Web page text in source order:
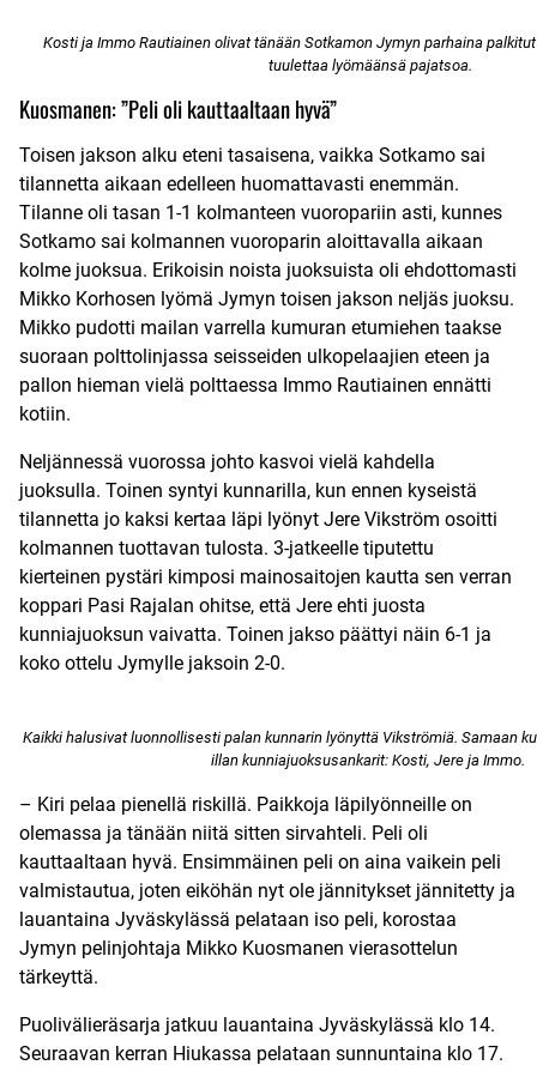
Kosti ja Immo Rautiainen olivat tänään Sotkamon Jymyn parhaina
tuulettaa lyömäänsä pajatsoa.
Kuosmanen: ”Peli oli kauttaaltaan hyvä”
Toisen jakson alku eteni tasaisena, vaikka Sotkamo sai
tilannetta aikaan edelleen huomattavasti enemmän.
Tilanne oli tasan 1-1 kolmanteen vuoropariin asti, kunnes
Sotkamo sai kolmannen vuoroparin aloittavalla aikaan
kolme juoksua. Erikoisin noista juoksuista oli ehdottomasti
Mikko Korhosen lyömä Jymyn toisen jakson neljäs juoksu.
Mikko pudotti mailan varrella kumuran etumiehen taakse
suoraan polttolinjassa seisseiden ulkopelaajien eteen ja
pallon hieman vielä polttaessa Immo Rautiainen ennätti
kotiin.
Neljännessä vuorossa johto kasvoi vielä kahdella
juoksulla. Toinen syntyi kunnarilla, kun ennen kyseistä
tilannetta jo kaksi kertaa läpi lyönyt Jere Vikström osoitti
kolmannen tuottavan tulosta. 3-jatkeelle tiputettu
kierteinen pystäri kimposi mainosaitojen kautta sen verran
koppari Pasi Rajalan ohitse, että Jere ehti juosta
kunniajuoksun vaivatta. Toinen jakso päättyi näin 6-1 ja
koko ottelu Jymylle jaksoin 2-0.
Kaikki halusivat luonnollisesti palan kunnarin lyönyttä Vikströmiä. Samaan
illan kunniajuoksusankarit: Kosti, Jere ja Immo.
– Kiri pelaa pienellä riskillä. Paikkoja läpilyönneille on
olemassa ja tänään niitä sitten sirvahteli. Peli oli
kauttaaltaan hyvä. Ensimmäinen peli on aina vaikein peli
valmistautua, joten eiköhän nyt ole jännitykset jännitetty ja
lauantaina Jyväskylässä pelataan iso peli, korostaa
Jymyn pelinjohtaja Mikko Kuosmanen vierasottelun
tärkeyttä.
Puolivälieräsarja jatkuu lauantaina Jyväskylässä klo 14.
Seuraavan kerran Hiukassa pelataan sunnuntaina klo 17.